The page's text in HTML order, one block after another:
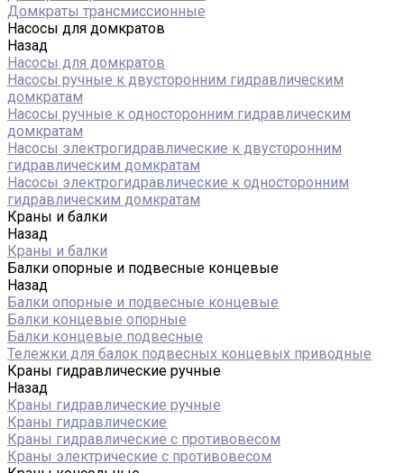
Домкраты трансмиссионные
Насосы для домкратов
Назад
Насосы для домкратов
Насосы ручные к двусторонним гидравлическим
домкратам
Насосы ручные к односторонним гидравлическим
домкратам
Насосы электрогидравлические к двусторонним
гидравлическим домкратам
Насосы электрогидравлические к односторонним
гидравлическим домкратам
Краны и балки
Назад
Краны и балки
Балки опорные и подвесные концевые
Назад
Балки опорные и подвесные концевые
Балки концевые опорные
Балки концевые подвесные
Тележки для балок подвесных концевых приводные
Краны гидравлические ручные
Назад
Краны гидравлические ручные
Краны гидравлические
Краны гидравлические с противовесом
Краны электрические с противовесом